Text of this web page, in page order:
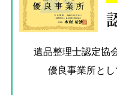
遺品整理士認定協
優良事業所とし